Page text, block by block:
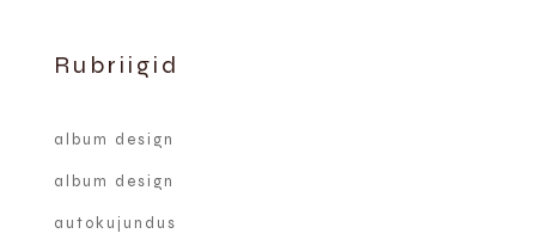
Rubriigid
album design
album design
autokujundus